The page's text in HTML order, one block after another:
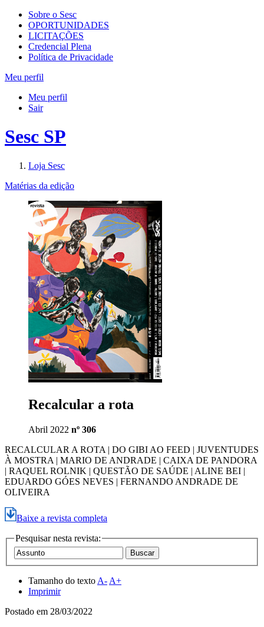
Sobre o Sesc
OPORTUNIDADES
LICITAÇÕES
Credencial Plena
Política de Privacidade
Meu perfil
Meu perfil
Sair
Sesc SP
Loja Sesc
Matérias da edição
Recalcular a rota
Abril 2022 nº 306
RECALCULAR A ROTA | DO GIBI AO FEED | JUVENTUDES
À MOSTRA | MARIO DE ANDRADE | CAIXA DE PANDORA
| RAQUEL ROLNIK | QUESTÃO DE SAÚDE | ALINE BEI |
EDUARDO GÓES NEVES | FERNANDO ANDRADE DE
OLIVEIRA
Baixe a revista completa
Pesquisar nesta revista:
Tamanho do texto A- A+
Imprimir
Postado em 28/03/2022